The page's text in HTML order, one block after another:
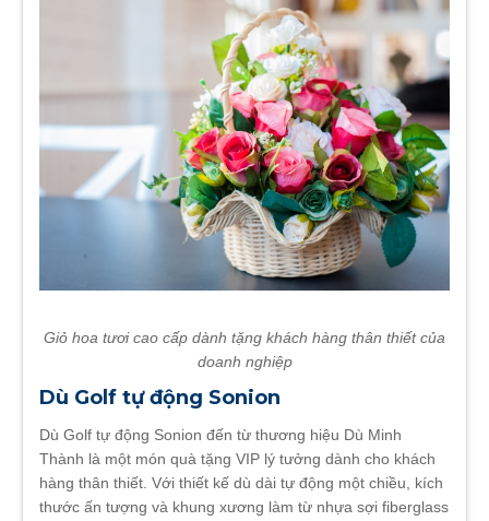
Giỏ hoa tươi cao cấp dành tặng khách hàng thân thiết của
doanh nghiệp
Dù Golf tự động Sonion
Dù Golf tự động Sonion đến từ thương hiệu Dù Minh
Thành là một món quà tặng VIP lý tưởng dành cho khách
hàng thân thiết. Với thiết kế dù dài tự động một chiều, kích
thước ấn tượng và khung xương làm từ nhựa sợi fiberglass